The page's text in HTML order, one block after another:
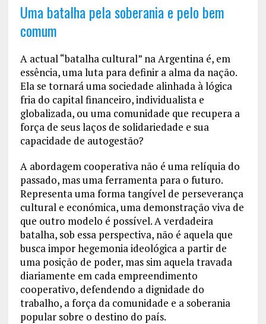
Uma batalha pela soberania e pelo bem
comum
A actual “batalha cultural” na Argentina é, em
essência, uma luta para definir a alma da nação.
Ela se tornará uma sociedade alinhada à lógica
fria do capital financeiro, individualista e
globalizada, ou uma comunidade que recupera a
força de seus laços de solidariedade e sua
capacidade de autogestão?
A abordagem cooperativa não é uma relíquia do
passado, mas uma ferramenta para o futuro.
Representa uma forma tangível de perseverança
cultural e económica, uma demonstração viva de
que outro modelo é possível. A verdadeira
batalha, sob essa perspectiva, não é aquela que
busca impor hegemonia ideológica a partir de
uma posição de poder, mas sim aquela travada
diariamente em cada empreendimento
cooperativo, defendendo a dignidade do
trabalho, a força da comunidade e a soberania
popular sobre o destino do país.